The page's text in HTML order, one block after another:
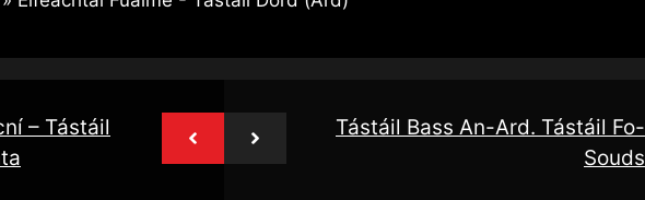
– Tástáil
Tástáil Bass An-Ard. Tástáil Fo-
Souds